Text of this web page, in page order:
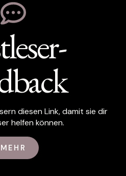
diesen Link, damit sie dir
helfen können.
MEHR